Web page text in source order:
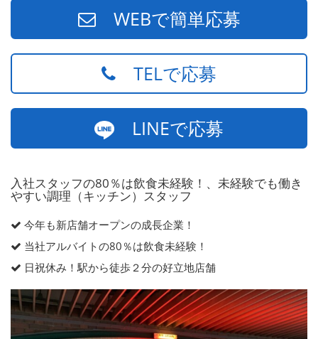
WEBで簡単応募
TELで応募
LINEで応募
入社スタッフの80％は飲食未経験！、未経験でも働き
やすい調理（キッチン）スタッフ
今年も新店舗オープンの成長企業！
当社アルバイトの80％は飲食未経験！
日祝休み！駅から徒歩２分の好立地店舗